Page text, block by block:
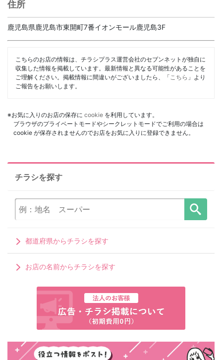
住所
鹿児島県鹿児島市東開町7番イオンモール鹿児島3F
こちらのお店の情報は、チラシプラス運営会社のセブンネットが独自に
収集した情報を掲載しています。最新情報と異なる可能性があることを
ご理解ください。掲載情報に間違いがございましたら、「 こちら 」より
ご報告をお願いします。
※お気に入りのお店の保存に cookie を利用しています。
ブラウザのプライベートモードやシークレットモードでご利用の場合は
cookie が保存されませんのでお店をお気に入りに登録できません。
チラシを探す
都道府県からチラシを探す
お店の名前からチラシを探す